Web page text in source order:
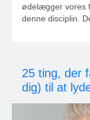
ødelægger vores
denne disciplin.
25 ting, der
dig) til at